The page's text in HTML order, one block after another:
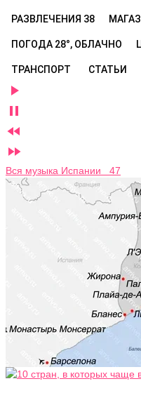
РАЗВЛЕЧЕНИЯ 38
ПОГОДА 28°, ОБЛАЧНО
ТРАНСПОРТ СТАТЬИ




Вся музыка Испании 47